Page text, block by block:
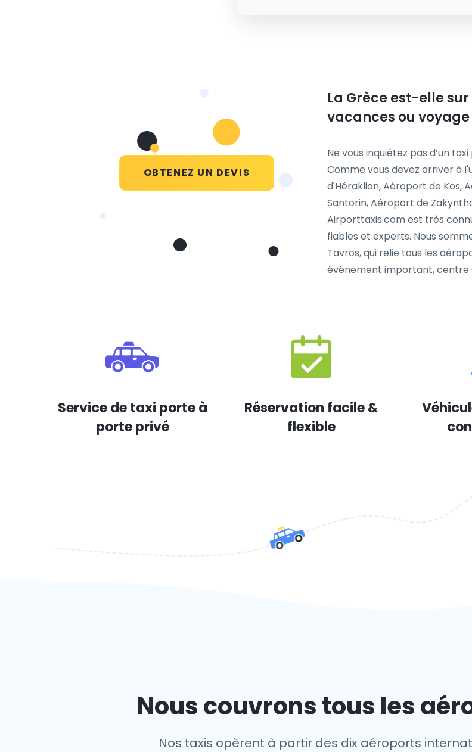
OBTENEZ UN DEVIS
La Grèce est-elle
vacances ou
Ne vous inquiétez pas d’un
Comme vous devez arriver à
d'Héraklion, Aéroport de Kos,
Santorin, Aéroport de
Airporttaxis.com est très
fiables et experts. Nous
Tavros, qui relie tous les
événement important,
Service de taxi porte à
porte privé
Réservation facile &
flexible
Nous couvrons tous les
Nos taxis opèrent à partir des dix aéroports